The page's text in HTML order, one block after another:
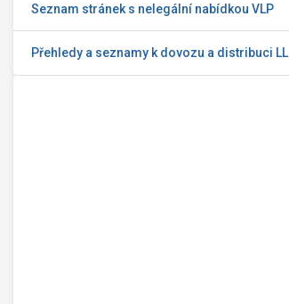
Seznam stránek s nelegální nabídkou VLP
Přehledy a seznamy k dovozu a distribuci LL